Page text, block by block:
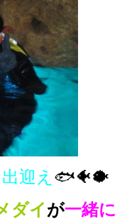
迎え 🐟🐠🐡
ダイが一緒に